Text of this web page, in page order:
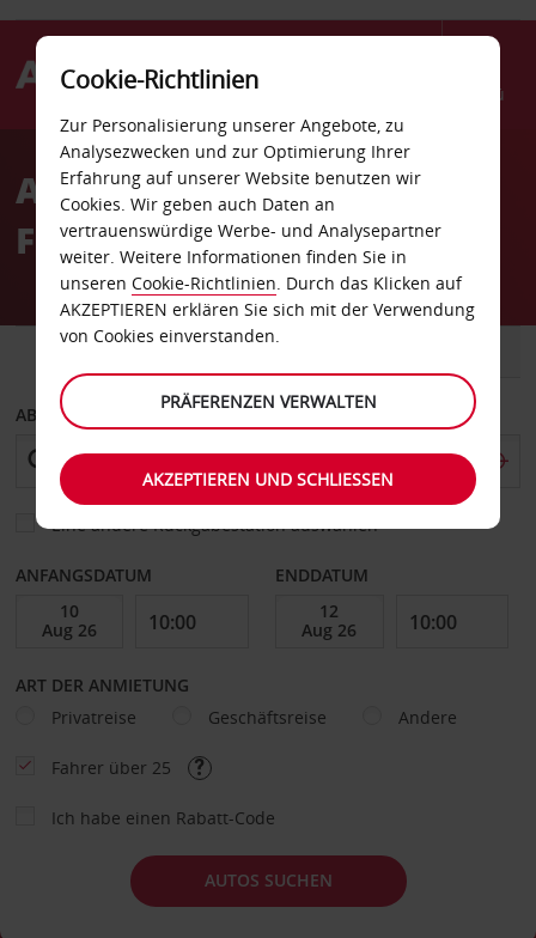
Menü
AvisAutovermietung Nouméa
Flughafen
ABHOLEN VON
Eine andere Rückgabestation auswählen
ANFANGSDATUM ENDDATUM
ART DER ANMIETUNG
Privatreise
Geschäftsreise Andere
Fahrer über 25
Ich habe einen Rabatt-Code
AUTOS SUCHEN
Cookie-Richtlinien
Zur Personalisierung unserer Angebote, zu
Analysezwecken und zur Optimierung Ihrer
Erfahrung auf unserer Website benutzen wir
Cookies. Wir geben auch Daten an
vertrauenswürdige Werbe- und Analysepartner
weiter. Weitere Informationen finden Sie in
unseren Cookie-Richtlinien. Durch das Klicken auf
AKZEPTIEREN erklären Sie sich mit der Verwendung
von Cookies einverstanden.
PRÄFERENZEN VERWALTEN
AKZEPTIEREN UND SCHLIESSEN